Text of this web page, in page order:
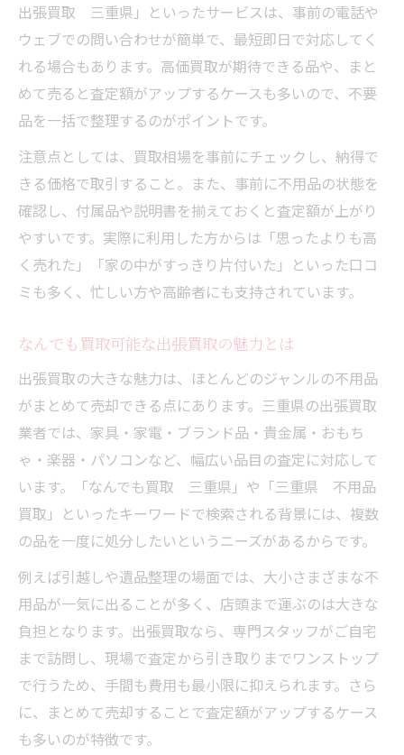
大型家具や家電も出張買取なら安心処分
四日市発の出張買取で時短処分が叶う秘訣
出張買取が注目される三重県の現状と背景
家電や大型家具も楽に処分する方法
三重県の出張買取なら大型家電も安心回収
出張買取で家電・家具の手間なし処分術
不用品買取で大型家具の出張対応を活用
家電出張買取サービスの利用ポイントと注
意点
三重県の出張買取で査定額アップする方法
高価買取を実現する出張買取交渉術のコツ
不用品の状態別に見る出張買取のポイント
出張買取を使った高価買取の秘訣と注意点
家電や家具で出張買取を有利に進める方法
安心して出張買取を利用するポイント
安心して使える出張買取サービスの条件
出張買取でトラブルを避けるための注意点
三重県で信頼できる出張買取業者の選び方
不用品買取で安心できる出張査定の流れ
出張買取のリスクと安全に利用する対策方
法
出張買取 三重県」といったサービスは、事前の電話や
ウェブでの問い合わせが簡単で、最短即日で対応してく
れる場合もあります。高価買取が期待できる品や、まと
めて売ると査定額がアップするケースも多いので、不要
品を一括で整理するのがポイントです。
注意点としては、買取相場を事前にチェックし、納得で
きる価格で取引すること。また、事前に不用品の状態を
確認し、付属品や説明書を揃えておくと査定額が上がり
やすいです。実際に利用した方からは「思ったよりも高
く売れた」「家の中がすっきり片付いた」といった口コ
ミも多く、忙しい方や高齢者にも支持されています。
なんでも買取可能な出張買取の魅力とは
出張買取の大きな魅力は、ほとんどのジャンルの不用品
がまとめて売却できる点にあります。三重県の出張買取
業者では、家具・家電・ブランド品・貴金属・おもち
ゃ・楽器・パソコンなど、幅広い品目の査定に対応して
います。「なんでも買取 三重県」や「三重県 不用品
買取」といったキーワードで検索される背景には、複数
の品を一度に処分したいというニーズがあるからです。
例えば引越しや遺品整理の場面では、大小さまざまな不
用品が一気に出ることが多く、店頭まで運ぶのは大きな
負担となります。出張買取なら、専門スタッフがご自宅
まで訪問し、現場で査定から引き取りまでワンストップ
で行うため、手間も費用も最小限に抑えられます。さら
に、まとめて売却することで査定額がアップするケース
も多いのが特徴です。